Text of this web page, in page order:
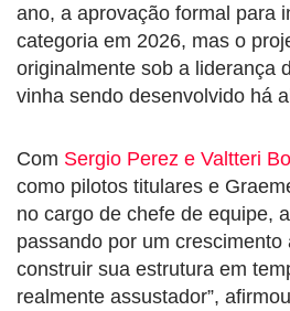
ano, a aprovação formal para
categoria em 2026, mas o
originalmente sob a liderança
vinha sendo desenvolvido há
Com Sergio Perez e Valtteri
como pilotos titulares e
no cargo de chefe de equipe,
passando por um crescimento
construir sua estrutura em
realmente assustador”,